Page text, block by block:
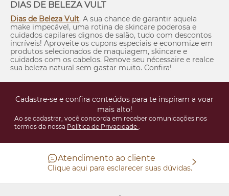
DIAS DE BELEZA VULT
Dias de Beleza Vult. A sua chance de garantir aquela
make impecável, uma rotina deskincare poderosa e
cuidados capilares dignos de salão, tudo com descontos
incríveis! Aproveite os cupons especiais e economize em
produtos selecionados de maquiagem,skincare e
cuidados com os cabelos. Renove seu nécessaire e realce
sua beleza natural sem gastar muito. Confira!
Cadastre-se e confira conteúdos para te inspiram a voar
mais alto!
Ao se cadastrar, você concorda em receber comunicações nos
termos da nossa Política de Privacidade .
Atendimento ao cliente
Clique aqui para esclarecer suas dúvidas.